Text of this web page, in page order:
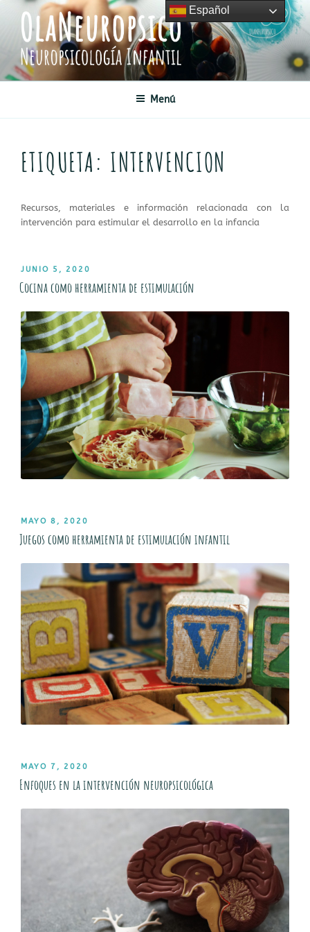
Saltar
contenido
OLANEUROPSICO
Neuropsicología Infantil
Menú
ETIQUETA: INTERVENCION
Recursos, materiales e información relacionada con la
intervención para estimular el desarrollo en la infancia
PUBLICADO
EL
JUNIO 5, 2020
Cocina como herramienta de estimulación
PUBLICADO
EL
MAYO 8, 2020
Juegos como herramienta de estimulación infantil
PUBLICADO
EL
MAYO 7, 2020
Enfoques en la intervención neuropsicológica
Español